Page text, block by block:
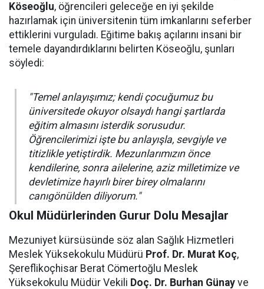
Köseoğlu, öğrencileri geleceğe en iyi şekilde
hazırlamak için üniversitenin tüm imkanlarını seferber
ettiklerini vurguladı. Eğitime bakış açılarını insani bir
temele dayandırdıklarını belirten Köseoğlu, şunları
söyledi:
"Temel anlayışımız; kendi çocuğumuz bu
üniversitede okuyor olsaydı hangi şartlarda
eğitim almasını isterdik sorusudur.
Öğrencilerimizi işte bu anlayışla, sevgiyle ve
titizlikle yetiştirdik. Mezunlarımızın önce
kendilerine, sonra ailelerine, aziz milletimize ve
devletimize hayırlı birer birey olmalarını
canıgönülden diliyorum."
Okul Müdürlerinden Gurur Dolu Mesajlar
Mezuniyet kürsüsünde söz alan Sağlık Hizmetleri
Meslek Yüksekokulu Müdürü Prof. Dr. Murat Koç,
Şereflikoçhisar Berat Cömertoğlu Meslek
Yüksekokulu Müdür Vekili Doç. Dr. Burhan Günay ve